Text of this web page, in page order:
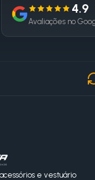
4.9
Avaliações no
e vestuário